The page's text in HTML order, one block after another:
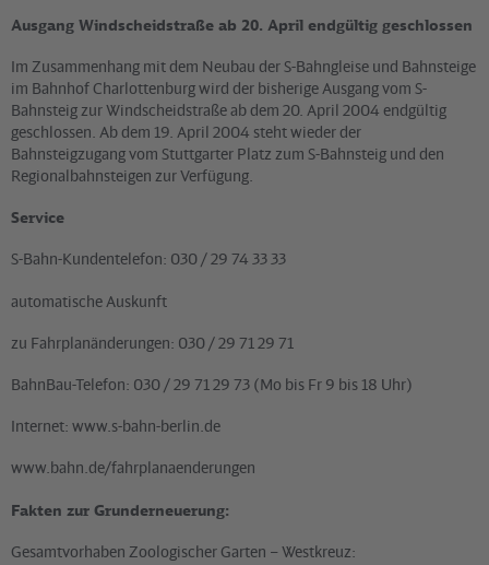
Ausgang Windscheidstraße ab 20. April endgültig geschlossen
Im Zusammenhang mit dem Neubau der S-Bahngleise und Bahnsteige
im Bahnhof Charlottenburg wird der bisherige Ausgang vom S-
Bahnsteig zur Windscheidstraße ab dem 20. April 2004 endgültig
geschlossen. Ab dem 19. April 2004 steht wieder der
Bahnsteigzugang vom Stuttgarter Platz zum S-Bahnsteig und den
Regionalbahnsteigen zur Verfügung.
Service
S-Bahn-Kundentelefon: 030 / 29 74 33 33
automatische Auskunft
zu Fahrplanänderungen: 030 / 29 71 29 71
BahnBau-Telefon: 030 / 29 71 29 73 (Mo bis Fr 9 bis 18 Uhr)
Internet: www.s-bahn-berlin.de
www.bahn.de/fahrplanaenderungen
Fakten zur Grunderneuerung:
Gesamtvorhaben Zoologischer Garten – Westkreuz: